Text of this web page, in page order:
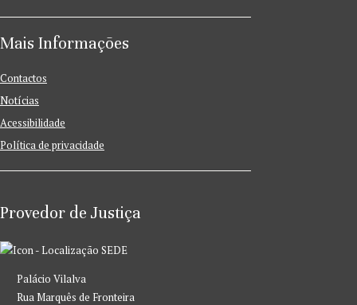
Mais Informações
Contactos
Notícias
Acessibilidade
Política de privacidade
Provedor de Justiça
SEDE
Palácio Vilalva
Rua Marquês de Fronteira